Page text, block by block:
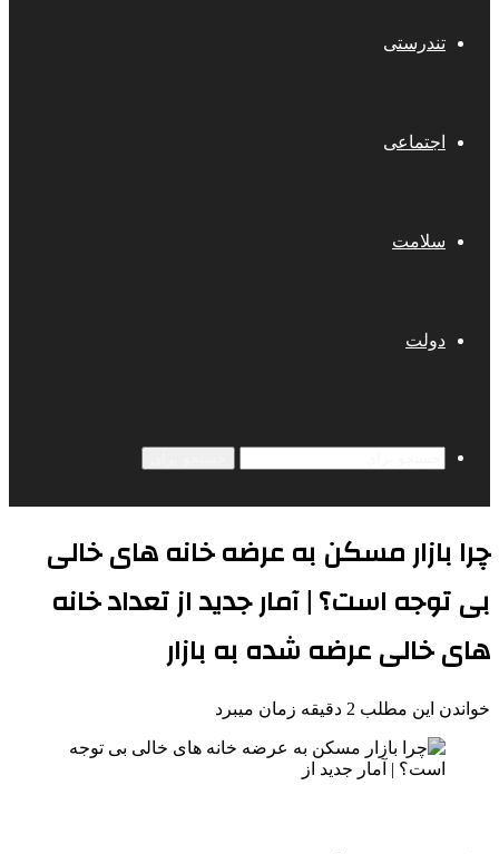
تندرستی
اجتماعی
سلامت
دولت
چرا بازار مسکن به عرضه خانه‌ های خالی
بی‌ توجه است؟ | آمار جدید از تعداد خانه
های خالی عرضه شده به بازار
خواندن این مطلب 2 دقیقه زمان میبرد